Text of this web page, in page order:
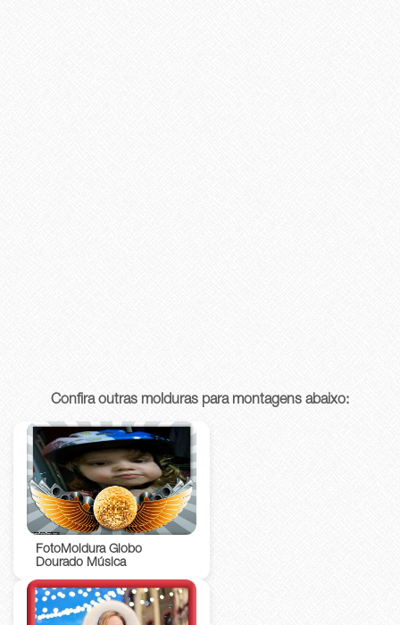
Confira outras molduras para montagens abaixo:
FotoMoldura Globo
Dourado Música